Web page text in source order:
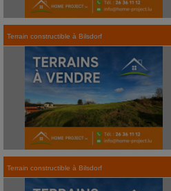
Terrain constructible à Bilsdorf
Terrain constructible à Bilsdorf